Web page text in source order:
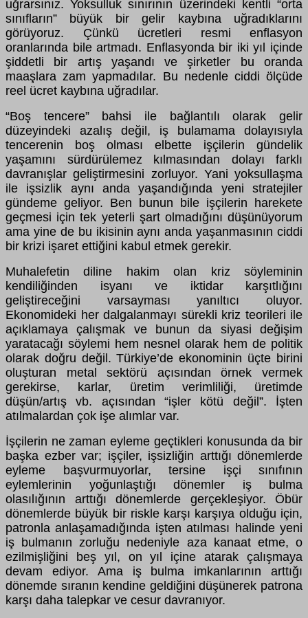
uğrarsınız. Yoksulluk sınırının üzerindeki kentli “orta
sınıfların” büyük bir gelir kaybına uğradıklarını
görüyoruz. Çünkü ücretleri resmi enflasyon
oranlarında bile artmadı. Enflasyonda bir iki yıl içinde
şiddetli bir artış yaşandı ve şirketler bu oranda
maaşlara zam yapmadılar. Bu nedenle ciddi ölçüde
reel ücret kaybına uğradılar.
“Boş tencere” bahsi ile bağlantılı olarak gelir
düzeyindeki azalış değil, iş bulamama dolayısıyla
tencerenin boş olması elbette işçilerin gündelik
yaşamını sürdürülemez kılmasından dolayı farklı
davranışlar geliştirmesini zorluyor. Yani yoksullaşma
ile işsizlik aynı anda yaşandığında yeni stratejiler
gündeme geliyor. Ben bunun bile işçilerin harekete
geçmesi için tek yeterli şart olmadığını düşünüyorum
ama yine de bu ikisinin aynı anda yaşanmasının ciddi
bir krizi işaret ettiğini kabul etmek gerekir.
Muhalefetin diline hakim olan kriz söyleminin
kendiliğinden isyanı ve iktidar karşıtlığını
geliştireceğini varsayması yanıltıcı oluyor.
Ekonomideki her dalgalanmayı sürekli kriz teorileri ile
açıklamaya çalışmak ve bunun da siyasi değişim
yaratacağı söylemi hem nesnel olarak hem de politik
olarak doğru değil. Türkiye’de ekonominin üçte birini
oluşturan metal sektörü açısından örnek vermek
gerekirse, karlar, üretim verimliliği, üretimde
düşün/artış vb. açısından “işler kötü değil”. İşten
atılmalardan çok işe alımlar var.
İşçilerin ne zaman eyleme geçtikleri konusunda da bir
başka ezber var; işçiler, işsizliğin arttığı dönemlerde
eyleme başvurmuyorlar, tersine işçi sınıfının
eylemlerinin yoğunlaştığı dönemler iş bulma
olasılığının arttığı dönemlerde gerçekleşiyor. Öbür
dönemlerde büyük bir riskle karşı karşıya olduğu için,
patronla anlaşamadığında işten atılması halinde yeni
iş bulmanın zorluğu nedeniyle aza kanaat etme, o
ezilmişliğini beş yıl, on yıl içine atarak çalışmaya
devam ediyor. Ama iş bulma imkanlarının arttığı
dönemde sıranın kendine geldiğini düşünerek patrona
karşı daha talepkar ve cesur davranıyor.